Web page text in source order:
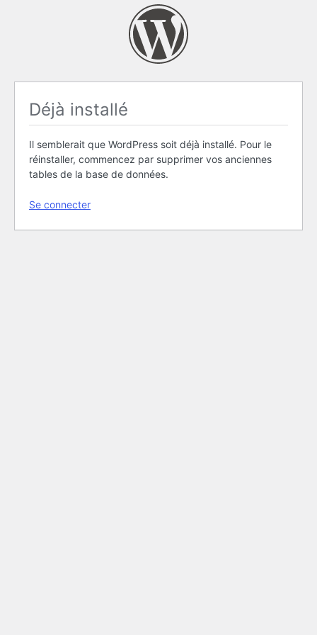
Déjà installé
Il semblerait que WordPress soit déjà installé. Pour le
réinstaller, commencez par supprimer vos anciennes
tables de la base de données.
Se connecter